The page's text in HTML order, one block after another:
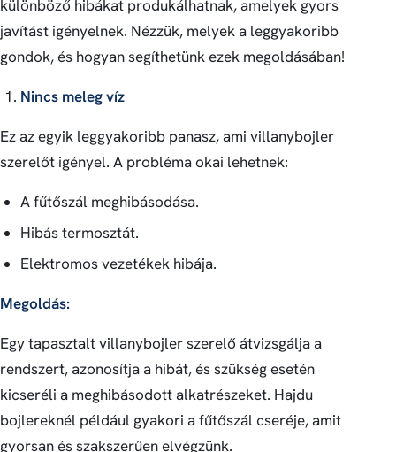
különböző hibákat produkálhatnak, amelyek gyors
javítást igényelnek. Nézzük, melyek a leggyakoribb
gondok, és hogyan segíthetünk ezek megoldásában!
Nincs meleg víz
Ez az egyik leggyakoribb panasz, ami villanybojler
szerelőt igényel. A probléma okai lehetnek:
A fűtőszál meghibásodása.
Hibás termosztát.
Elektromos vezetékek hibája.
Megoldás:
Egy tapasztalt villanybojler szerelő átvizsgálja a
rendszert, azonosítja a hibát, és szükség esetén
kicseréli a meghibásodott alkatrészeket. Hajdu
bojlereknél például gyakori a fűtőszál cseréje, amit
gyorsan és szakszerűen elvégzünk.